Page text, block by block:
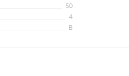
50
4
B